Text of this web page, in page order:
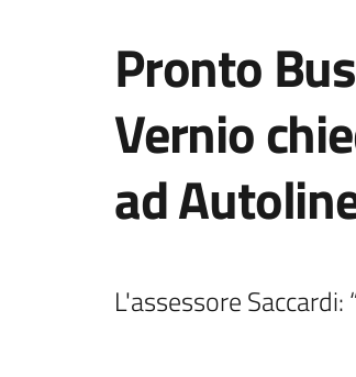
Pronto
Vernio
ad
L'assessore